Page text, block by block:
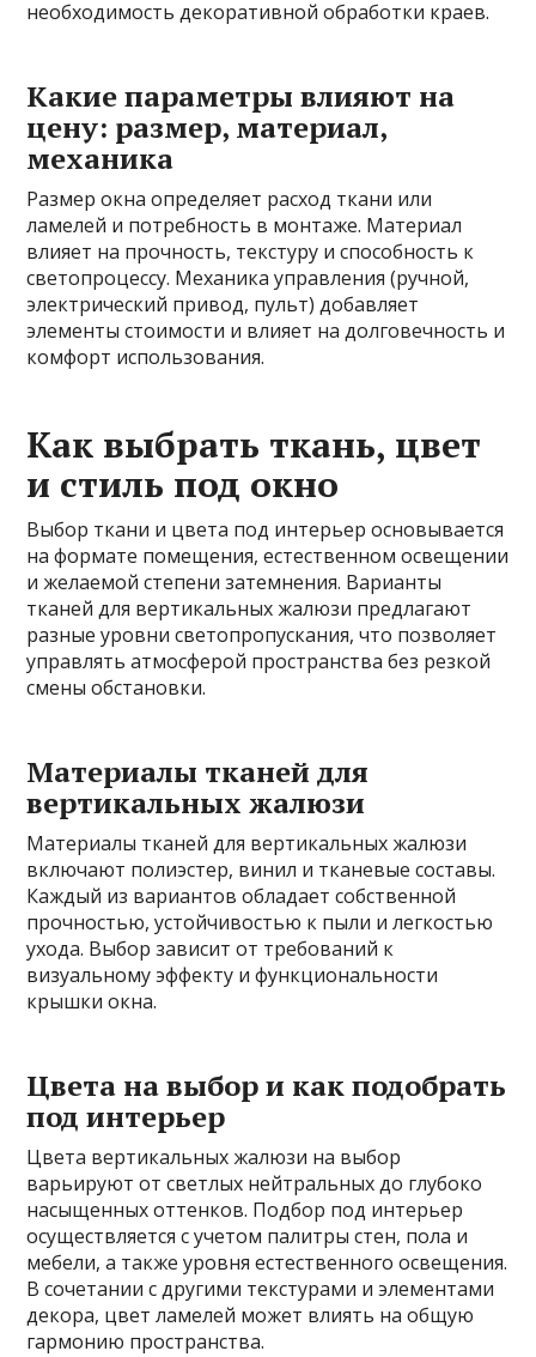
необходимость декоративной обработки краев.
Какие параметры влияют на
цену: размер, материал,
механика
Размер окна определяет расход ткани или
ламелей и потребность в монтаже. Материал
влияет на прочность, текстуру и способность к
светопроцессу. Механика управления (ручной,
электрический привод, пульт) добавляет
элементы стоимости и влияет на долговечность и
комфорт использования.
Как выбрать ткань, цвет
и стиль под окно
Выбор ткани и цвета под интерьер основывается
на формате помещения, естественном освещении
и желаемой степени затемнения. Варианты
тканей для вертикальных жалюзи предлагают
разные уровни светопропускания, что позволяет
управлять атмосферой пространства без резкой
смены обстановки.
Материалы тканей для
вертикальных жалюзи
Материалы тканей для вертикальных жалюзи
включают полиэстер, винил и тканевые составы.
Каждый из вариантов обладает собственной
прочностью, устойчивостью к пыли и легкостью
ухода. Выбор зависит от требований к
визуальному эффекту и функциональности
крышки окна.
Цвета на выбор и как подобрать
под интерьер
Цвета вертикальных жалюзи на выбор
варьируют от светлых нейтральных до глубоко
насыщенных оттенков. Подбор под интерьер
осуществляется с учетом палитры стен, пола и
мебели, а также уровня естественного освещения.
В сочетании с другими текстурами и элементами
декора, цвет ламелей может влиять на общую
гармонию пространства.